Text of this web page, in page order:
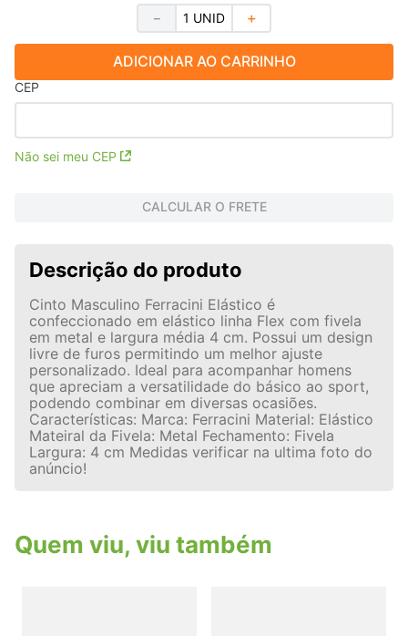
＋
－
ADICIONAR AO CARRINHO
CEP
Não sei meu CEP
CALCULAR O FRETE
Descrição do produto
Cinto Masculino Ferracini Elástico é
confeccionado em elástico linha Flex com fivela
em metal e largura média 4 cm. Possui um design
livre de furos permitindo um melhor ajuste
personalizado. Ideal para acompanhar homens
que apreciam a versatilidade do básico ao sport,
podendo combinar em diversas ocasiões.
Características: Marca: Ferracini Material: Elástico
Mateiral da Fivela: Metal Fechamento: Fivela
Largura: 4 cm Medidas verificar na ultima foto do
anúncio!
Quem viu, viu também